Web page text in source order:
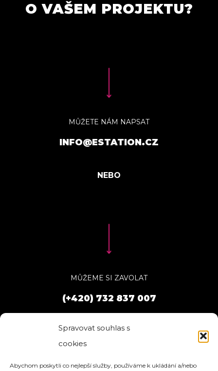
Spravovat souhlas s
cookies
Abychom poskytli co nejlepší služby, používáme k ukládání a/nebo
O VAŠEM PROJEKTU?
MŮŽETE NÁM NAPSAT
INFO@ESTATION.CZ
MŮŽEME SI ZAVOLAT
(+420) 732 837 007